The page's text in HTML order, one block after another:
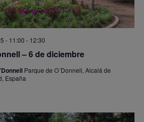
– 6 de diciembre
- 11:00 - 12:30
Parque de O´Donnell, Alcalá de
España